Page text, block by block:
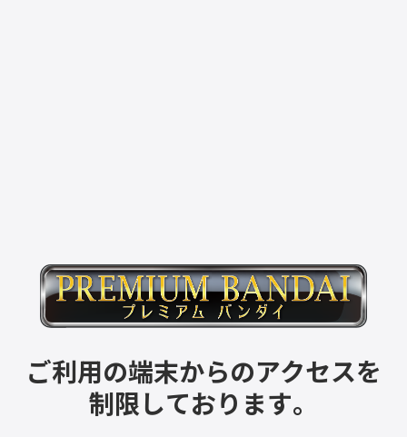
ご利用の端末からのアクセスを
制限しております。